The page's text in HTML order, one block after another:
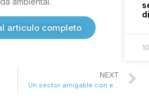
articulo completo
NEXT
Un sector amigable con el medio ambiente